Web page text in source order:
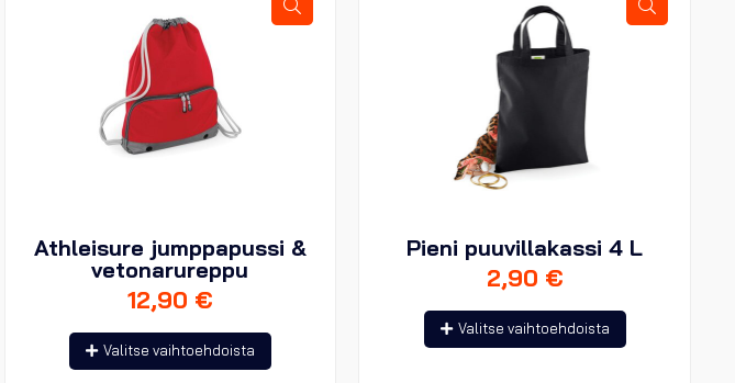
Athleisure jumppapussi &
vetonarureppu
12,90 €
Valitse vaihtoehdoista
Tällä
tuotteella
Pieni puuvillakassi 4 L
2,90 €
Valitse vaihtoehdoista
Tällä
tuotteella